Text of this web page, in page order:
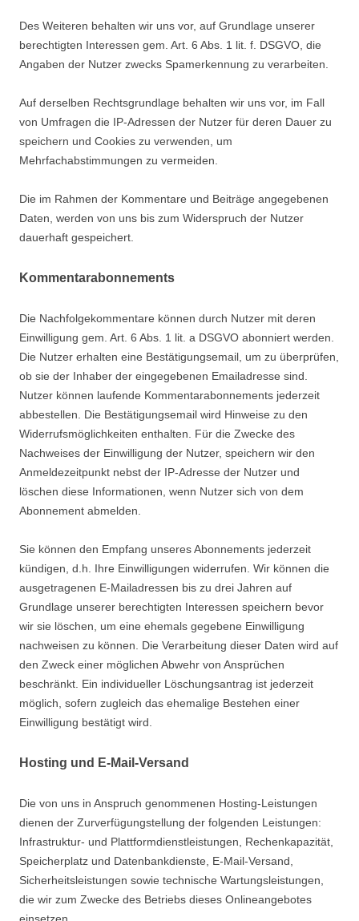
Des Weiteren behalten wir uns vor, auf Grundlage unserer
berechtigten Interessen gem. Art. 6 Abs. 1 lit. f. DSGVO, die
Angaben der Nutzer zwecks Spamerkennung zu verarbeiten.
Auf derselben Rechtsgrundlage behalten wir uns vor, im Fall
von Umfragen die IP-Adressen der Nutzer für deren Dauer zu
speichern und Cookies zu verwenden, um
Mehrfachabstimmungen zu vermeiden.
Die im Rahmen der Kommentare und Beiträge angegebenen
Daten, werden von uns bis zum Widerspruch der Nutzer
dauerhaft gespeichert.
Kommentarabonnements
Die Nachfolgekommentare können durch Nutzer mit deren
Einwilligung gem. Art. 6 Abs. 1 lit. a DSGVO abonniert werden.
Die Nutzer erhalten eine Bestätigungsemail, um zu überprüfen,
ob sie der Inhaber der eingegebenen Emailadresse sind.
Nutzer können laufende Kommentarabonnements jederzeit
abbestellen. Die Bestätigungsemail wird Hinweise zu den
Widerrufsmöglichkeiten enthalten. Für die Zwecke des
Nachweises der Einwilligung der Nutzer, speichern wir den
Anmeldezeitpunkt nebst der IP-Adresse der Nutzer und
löschen diese Informationen, wenn Nutzer sich von dem
Abonnement abmelden.
Sie können den Empfang unseres Abonnements jederzeit
kündigen, d.h. Ihre Einwilligungen widerrufen. Wir können die
ausgetragenen E-Mailadressen bis zu drei Jahren auf
Grundlage unserer berechtigten Interessen speichern bevor
wir sie löschen, um eine ehemals gegebene Einwilligung
nachweisen zu können. Die Verarbeitung dieser Daten wird auf
den Zweck einer möglichen Abwehr von Ansprüchen
beschränkt. Ein individueller Löschungsantrag ist jederzeit
möglich, sofern zugleich das ehemalige Bestehen einer
Einwilligung bestätigt wird.
Hosting und E-Mail-Versand
Die von uns in Anspruch genommenen Hosting-Leistungen
dienen der Zurverfügungstellung der folgenden Leistungen:
Infrastruktur- und Plattformdienstleistungen, Rechenkapazität,
Speicherplatz und Datenbankdienste, E-Mail-Versand,
Sicherheitsleistungen sowie technische Wartungsleistungen,
die wir zum Zwecke des Betriebs dieses Onlineangebotes